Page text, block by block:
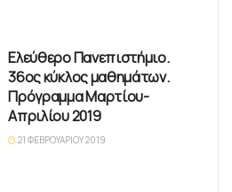
Ελεύθερο Πανεπιστήμιο.
36ος κύκλος μαθημάτων.
Πρόγραμμα Μαρτίου-
Απριλίου 2019
21 ΦΕΒΡΟΥΑΡΊΟΥ 2019